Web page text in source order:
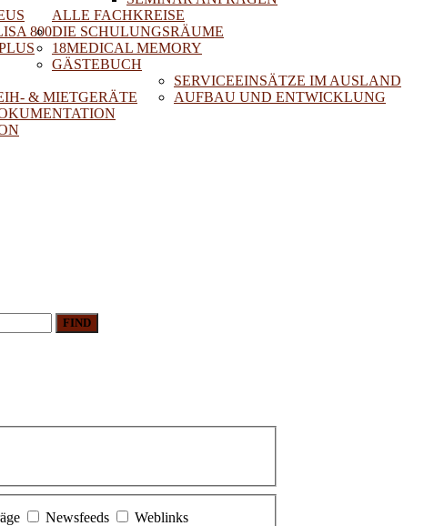
ALLE FACHKREISE
800DIE SCHULUNGSRÄUME
18MEDICAL MEMORY
GÄSTEBUCH
& MIETGERÄTE
SERVICEEINSÄTZE IM AUSLAND
AUFBAU UND ENTWICKLUNG
FIND
Newsfeeds
Weblinks